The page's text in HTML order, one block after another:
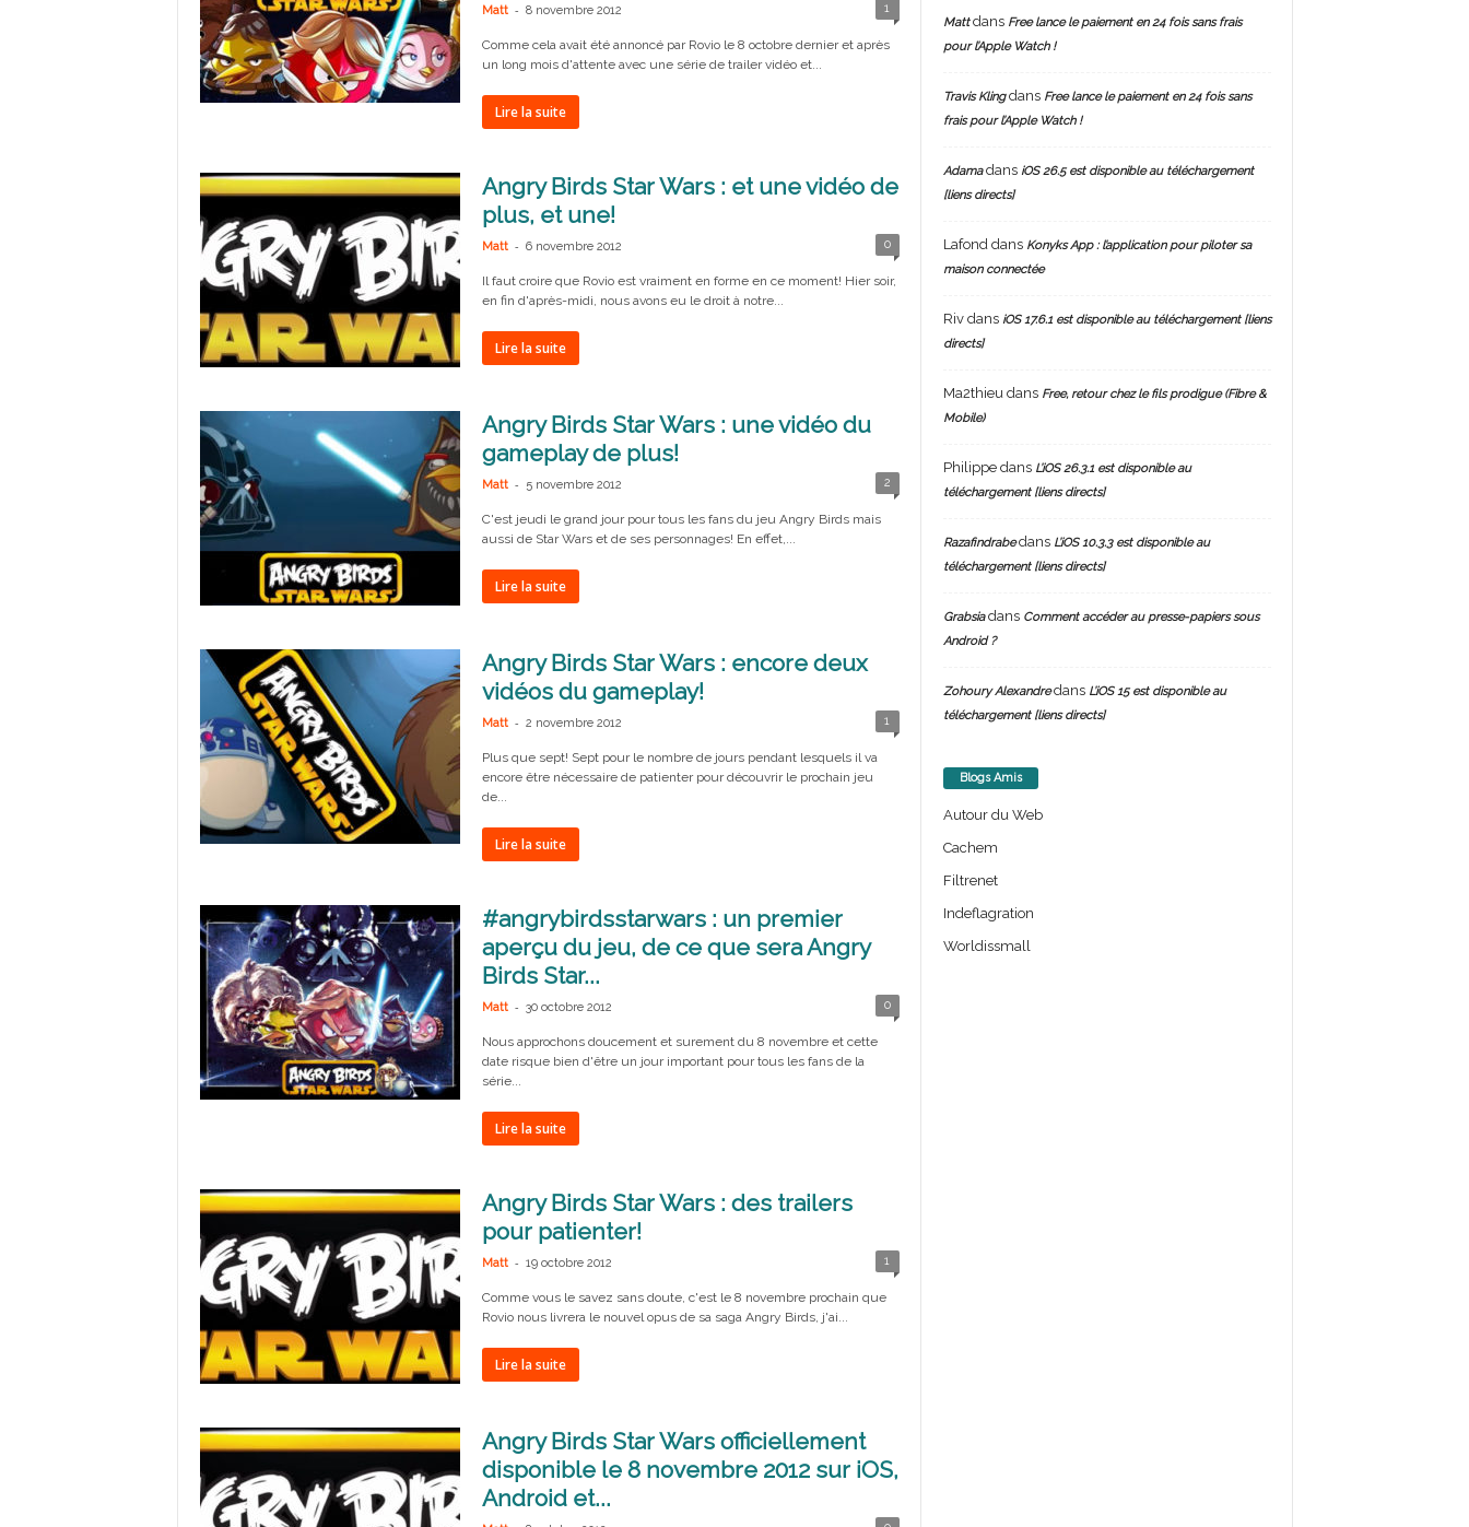
Matt - 8 novembre 2012 1
Comme cela avait été annoncé par Rovio le 8 octobre dernier et après
un long mois d'attente avec une série de trailer vidéo et...
Lire la suite
Angry Birds Star Wars : et une vidéo de
plus, et une!
Matt - 6 novembre 2012 0
Il faut croire que Rovio est vraiment en forme en ce moment! Hier soir,
en fin d'après-midi, nous avons eu le droit à notre...
Lire la suite
Angry Birds Star Wars : une vidéo du
gameplay de plus!
Matt - 5 novembre 2012 2
C'est jeudi le grand jour pour tous les fans du jeu Angry Birds mais
aussi de Star Wars et de ses personnages! En effet,...
Lire la suite
Angry Birds Star Wars : encore deux
vidéos du gameplay!
Matt - 2 novembre 2012 1
Plus que sept! Sept pour le nombre de jours pendant lesquels il va
encore être nécessaire de patienter pour découvrir le prochain jeu
de...
Lire la suite
#angrybirdsstarwars : un premier
aperçu du jeu, de ce que sera Angry
Birds Star...
Matt - 30 octobre 2012 0
Nous approchons doucement et surement du 8 novembre et cette
date risque bien d'être un jour important pour tous les fans de la
série...
Lire la suite
Angry Birds Star Wars : des trailers
pour patienter!
Matt - 19 octobre 2012 1
Comme vous le savez sans doute, c'est le 8 novembre prochain que
Rovio nous livrera le nouvel opus de sa saga Angry Birds, j'ai...
Lire la suite
Angry Birds Star Wars officiellement
disponible le 8 novembre 2012 sur iOS,
Android et...
Mattdans Free lance le paiement en 24 fois sans frais
pour l’Apple Watch !
Travis Klingdans Free lance le paiement en 24 fois sans
frais pour l’Apple Watch !
Adamadans iOS 26.5 est disponible au téléchargement
[liens directs]
Lafond dans Konyks App : l’application pour piloter sa
maison connectée
Rivdans iOS 17.6.1 est disponible au téléchargement [liens
directs]
Ma2thieu dans Free, retour chez le fils prodigue (Fibre &
Mobile)
Philippedans L’iOS 26.3.1 est disponible au
téléchargement [liens directs]
Razafindrabedans L’iOS 10.3.3 est disponible au
téléchargement [liens directs]
Grabsiadans Comment accéder au presse-papiers sous
Android ?
Zohoury Alexandredans L’iOS 15 est disponible au
téléchargement [liens directs]
Blogs Amis
Autour du Web
Cachem
Filtrenet
Indeflagration
Worldissmall